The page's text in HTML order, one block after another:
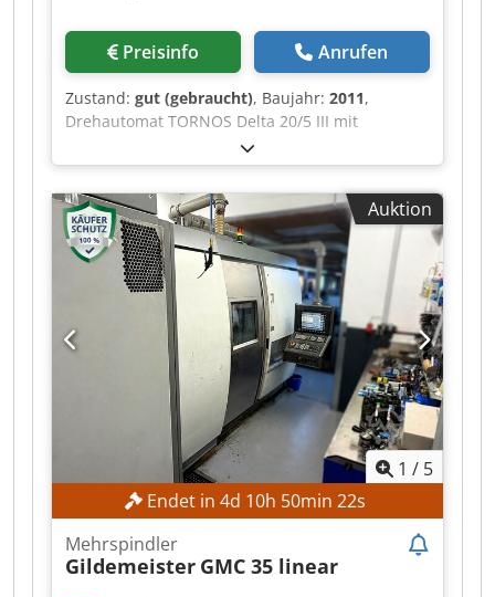
Preisinfo Anrufen
Zustand: gut (gebraucht), Baujahr: 2011,
Drehautomat TORNOS Delta 20/5 III mit
Steuerung FANUC Oi-TD, Serien-Nr. 52100222,
Baujahr 2011, Betriebsstunden gem.
Geschäftsleitung geschätzt ca. 19.061 Bh,
Späneförderer, Stangenlader Robobar SFB-320
Dcjdpfsztdf Ijx Aivok
Auktion
1 / 5
Endet in 4d 10h 50min 21s
Mehrspindler
Gildemeister GMC 35 linear